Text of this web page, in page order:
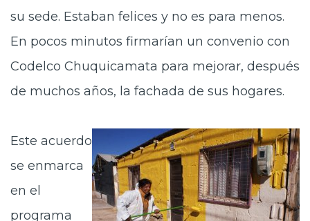
su sede. Estaban felices y no es para menos.
En pocos minutos firmarían un convenio con
Codelco Chuquicamata para mejorar, después
de muchos años, la fachada de sus hogares.
Este acuerdo
se enmarca
en el
programa